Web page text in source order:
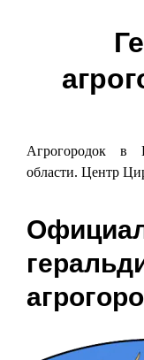
Агрогородок в
области. Центр